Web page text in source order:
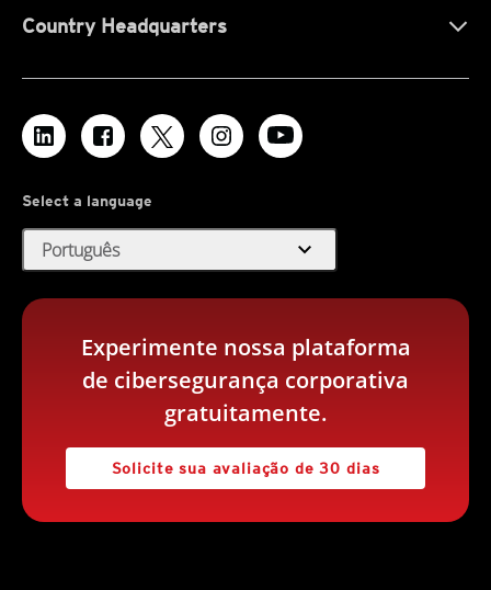
Country Headquarters
Select a language
Português expand_more
Experimente nossa plataforma
de cibersegurança corporativa
gratuitamente.
Solicite sua avaliação de 30 dias